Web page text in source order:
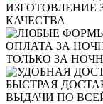
ИЗГОТОВЛЕНИЕ
КАЧЕСТВА
ОПЛАТА ЗА
ТОЛЬКО ЗА
БЫСТРАЯ
ВЫДАЧИ ПО